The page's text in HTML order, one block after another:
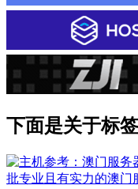
下面是关于标